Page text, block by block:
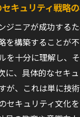
キュリティ戦略
ジニアが成功する
を構築することが不
を十分に理解し、
に、具体的なセキ
が、これは単に技
セキュリティ文化